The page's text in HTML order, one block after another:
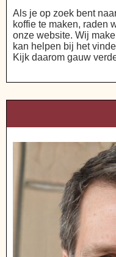
Als je op zoek bent
koffie te maken, raden
onze website. Wij
kan helpen bij het
Kijk daarom gauw